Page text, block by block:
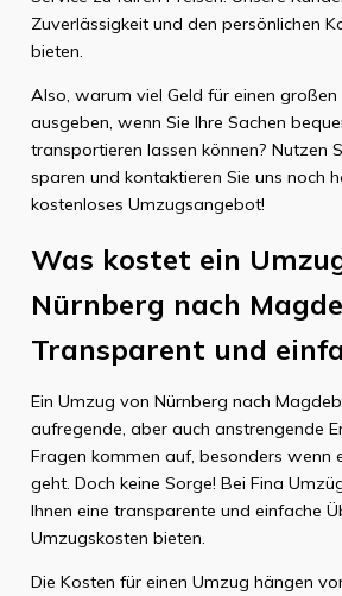
Zuverlässigkeit und den persönlichen
bieten.
Also, warum viel Geld für einen
ausgeben, wenn Sie Ihre Sachen
transportieren lassen können? Nutzen
sparen und kontaktieren Sie uns noch
kostenloses Umzugsangebot!
Was kostet ein
Nürnberg nach
Transparent und
Ein Umzug von Nürnberg nach
aufregende, aber auch anstrengende
Fragen kommen auf, besonders wenn
geht. Doch keine Sorge! Bei Fina
Ihnen eine transparente und einfache
Umzugskosten bieten.
Die Kosten für einen Umzug hängen